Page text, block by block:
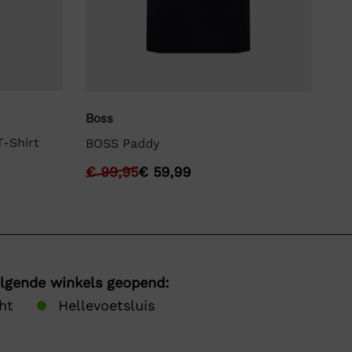
Shirt
Boss
BOSS Paddy
€99,95€59,99
winkels geopend:
Hellevoetsluis